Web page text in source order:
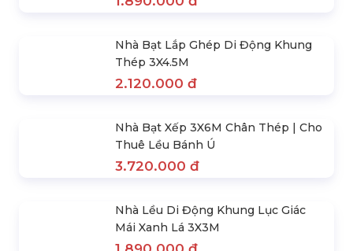
(Hexgon- White) Nhà Lều Rút Khung
Lục Giác 3Mx3M
1.890.000 đ
Nhà Bạt Lắp Ghép Di Động Khung
Thép 3X4.5M
2.120.000 đ
Nhà Bạt Xếp 3X6M Chân Thép | Cho
Thuê Lều Bánh Ú
3.720.000 đ